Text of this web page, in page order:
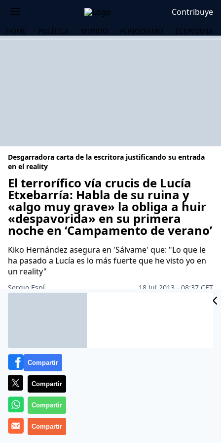
Contribuye
HOME POLÍTICA MUNDO PERIODISMO ECONOMÍA
Desgarradora carta de la escritora justificando su entrada
en el reality
El terrorífico vía crucis de Lucía
Etxebarría: Habla de su ruina y
«algo muy grave» la obliga a huir
«despavorida» en su primera
noche en ‘Campamento de verano’
Kiko Hernández asegura en 'Sálvame' que: "Lo que le
ha pasado a Lucía es lo más fuerte que he visto yo en
un reality"
Sergio Espí
18 Jul 2013 - 08:37 CET
KIKO
Compartir
Compartir
Compartir
Compartir